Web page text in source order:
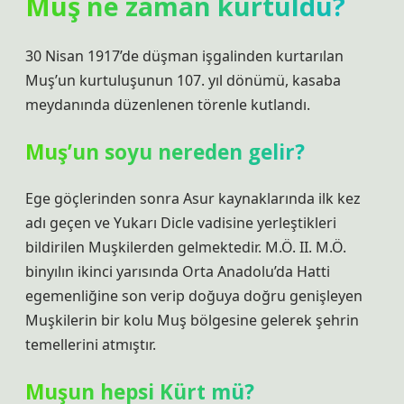
30 Nisan 1917’de düşman işgalinden kurtarılan
Muş’un kurtuluşunun 107. yıl dönümü, kasaba
meydanında düzenlenen törenle kutlandı.
Muş’un soyu nereden gelir?
Ege göçlerinden sonra Asur kaynaklarında ilk kez
adı geçen ve Yukarı Dicle vadisine yerleştikleri
bildirilen Muşkilerden gelmektedir. M.Ö. II. M.Ö.
binyılın ikinci yarısında Orta Anadolu’da Hatti
egemenliğine son verip doğuya doğru genişleyen
Muşkilerin bir kolu Muş bölgesine gelerek şehrin
temellerini atmıştır.
Muşun hepsi Kürt mü?